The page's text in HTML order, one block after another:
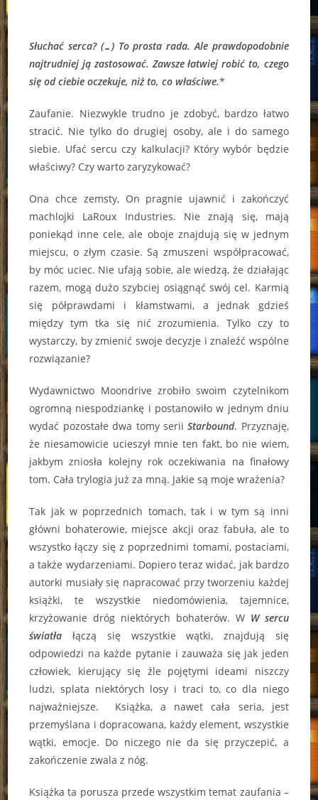
Słuchać serca? (…) To prosta rada. Ale prawdopodobnie
najtrudniej ją zastosować. Zawsze łatwiej robić to, czego
się od ciebie oczekuje, niż to, co właściwe.*
Zaufanie. Niezwykle trudno je zdobyć, bardzo łatwo
stracić. Nie tylko do drugiej osoby, ale i do samego
siebie. Ufać sercu czy kalkulacji? Który wybór będzie
właściwy? Czy warto zaryzykować?
Ona chce zemsty, On pragnie ujawnić i zakończyć
machlojki LaRoux Industries. Nie znają się, mają
poniekąd inne cele, ale oboje znajdują się w jednym
miejscu, o złym czasie. Są zmuszeni współpracować,
by móc uciec. Nie ufają sobie, ale wiedzą, że działając
razem, mogą dużo szybciej osiągnąć swój cel. Karmią
się półprawdami i kłamstwami, a jednak gdzieś
między tym tka się nić zrozumienia. Tylko czy to
wystarczy, by zmienić swoje decyzje i znaleźć wspólne
rozwiązanie?
Wydawnictwo Moondrive zrobiło swoim czytelnikom
ogromną niespodziankę i postanowiło w jednym dniu
wydać pozostałe dwa tomy seriiStarbound. Przyznaję,
że niesamowicie ucieszył mnie ten fakt, bo nie wiem,
jakbym zniosła kolejny rok oczekiwania na finałowy
tom. Cała trylogia już za mną. Jakie są moje wrażenia?
Tak jak w poprzednich tomach, tak i w tym są inni
główni bohaterowie, miejsce akcji oraz fabuła, ale to
wszystko łączy się z poprzednimi tomami, postaciami,
a także wydarzeniami. Dopiero teraz widać, jak bardzo
autorki musiały się napracować przy tworzeniu każdej
książki, te wszystkie niedomówienia, tajemnice,
krzyżowanie dróg niektórych bohaterów. W W sercu
światła łączą się wszystkie wątki, znajdują się
odpowiedzi na każde pytanie i zauważa się jak jeden
człowiek, kierujący się źle pojętymi ideami niszczy
ludzi, splata niektórych losy i traci to, co dla niego
najważniejsze. Książka, a nawet cała seria, jest
przemyślana i dopracowana, każdy element, wszystkie
wątki, emocje. Do niczego nie da się przyczepić, a
zakończenie zwala z nóg.
Książka ta porusza przede wszystkim temat zaufania –